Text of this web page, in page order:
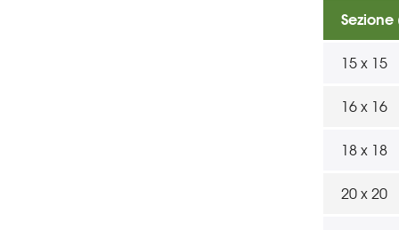
15 x 15
16 x 16
18 x 18
20 x 20